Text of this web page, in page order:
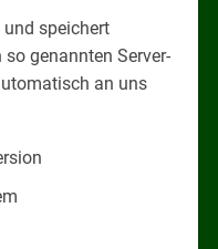
und speichert
genannten Server-
an uns